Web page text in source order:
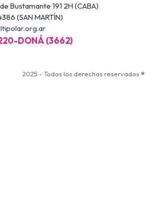
Bustamante 191 2H (CABA)
(SAN MARTÍN)
DONÁ (3662)
2025 - Todos los derechos reservados ®